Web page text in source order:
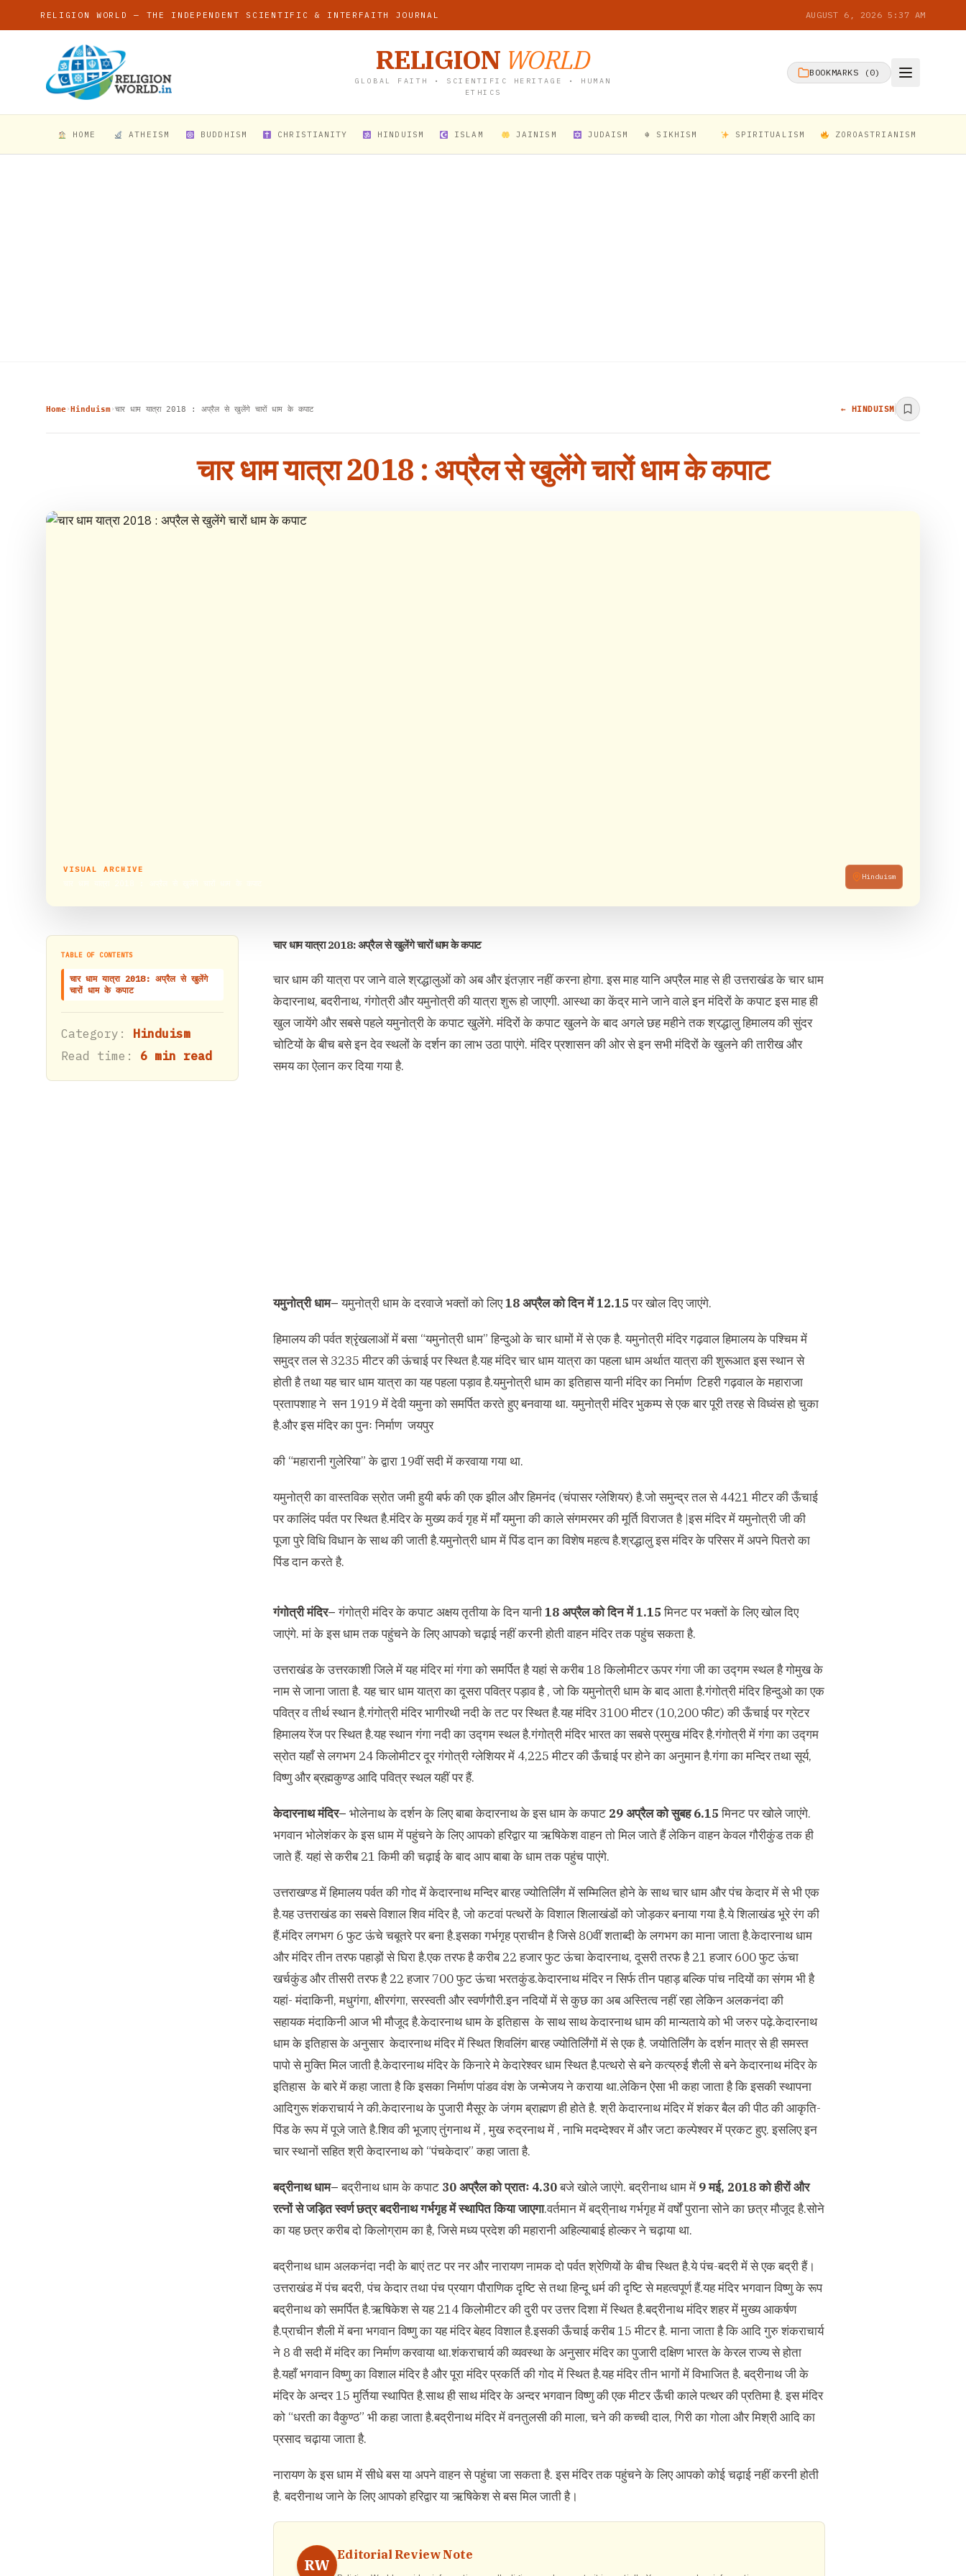
RELIGION WORLD — THE INDEPENDENT SCIENTIFIC & INTERFAITH JOURNAL AUGUST 6, 2026 5:37 AM
RELIGION WORLD
GLOBAL FAITH • SCIENTIFIC HERITAGE • HUMAN
ETHICS
BOOKMARKS ( 0)
HOME ATHEISM BUDDHISM CHRISTIANITY HINDUISM ISLAM JAINISM JUDAISM ☬ SIKHISM SPIRITUALISM ZOROASTRIANISM
Home›Hinduism›चार धाम यात्रा 2018 : अप्रैल से खुलेंगे चारों धाम के कपाट ← HINDUISM
चार धाम यात्रा 2018 : अप्रैल से खुलेंगे चारों धाम के कपाट
VISUAL ARCHIVE
Hinduism
TABLE OF CONTENTS
चार धाम यात्रा 2018: अप्रैल से खुलेंगे
चारों धाम के कपाट
Category: Hinduism
Read time: 6 min read
चार धाम यात्रा 2018: अप्रैल से खुलेंगे चारों धाम के कपाट
चार धाम की यात्रा पर जाने वाले श्रद्धालुओं को अब और इंतज़ार नहीं करना होगा. इस माह यानि अप्रैल माह से ही उत्तराखंड के चार धाम
केदारनाथ, बदरीनाथ, गंगोत्री और यमुनोत्री की यात्रा शुरू हो जाएगी. आस्था का केंद्र माने जाने वाले इन मंदिरों के कपाट इस माह ही
खुल जायेंगे और सबसे पहले यमुनोत्री के कपाट खुलेंगे. मंदिरों के कपाट खुलने के बाद अगले छह महीने तक श्रद्धालु हिमालय की सुंदर
चोटियों के बीच बसे इन देव स्थलों के दर्शन का लाभ उठा पाएंगे. मंदिर प्रशासन की ओर से इन सभी मंदिरों के खुलने की तारीख और
समय का ऐलान कर दिया गया है.
यमुनोत्री धाम–यमुनोत्री धाम के दरवाजे भक्तों को लिए18 अप्रैल को दिन में 12.15पर खोल दिए जाएंगे.
हिमालय की पर्वत श्रृंखलाओं में बसा “यमुनोत्री धाम” हिन्दुओ के चार धामों में से एक है. यमुनोत्री मंदिर गढ़वाल हिमालय के पश्चिम में
समुद्र तल से 3235 मीटर की ऊंचाई पर स्थित है.यह मंदिर चार धाम यात्रा का पहला धाम अर्थात यात्रा की शुरूआत इस स्थान से
होती है तथा यह चार धाम यात्रा का यह पहला पड़ाव है.यमुनोत्री धाम का इतिहास यानी मंदिर का निर्माण टिहरी गढ़वाल के महाराजा
प्रतापशाह ने सन 1919 में देवी यमुना को समर्पित करते हुए बनवाया था. यमुनोत्री मंदिर भुकम्प से एक बार पूरी तरह से विध्वंस हो चुका
है.और इस मंदिर का पुनः निर्माण जयपुर
की “महारानी गुलेरिया” के द्वारा 19वीं सदी में करवाया गया था.
यमुनोत्री का वास्तविक स्रोत जमी हुयी बर्फ की एक झील और हिमनंद (चंपासर ग्लेशियर) है.जो समुन्द्र तल से 4421 मीटर की ऊँचाई
पर कालिंद पर्वत पर स्थित है.मंदिर के मुख्य कर्व गृह में माँ यमुना की काले संगमरमर की मूर्ति विराजत है |इस मंदिर में यमुनोत्री जी की
पूजा पुरे विधि विधान के साथ की जाती है.यमुनोत्री धाम में पिंड दान का विशेष महत्व है.श्रद्धालु इस मंदिर के परिसर में अपने पितरो का
पिंड दान करते है.
गंगोत्री मंदिर–गंगोत्री मंदिर के कपाट अक्षय तृतीया के दिन यानी18 अप्रैल को दिन में 1.15मिनट पर भक्तों के लिए खोल दिए
जाएंगे. मां के इस धाम तक पहुंचने के लिए आपको चढ़ाई नहीं करनी होती वाहन मंदिर तक पहुंच सकता है.
उत्तराखंड के उत्तरकाशी जिले में यह मंदिर मां गंगा को समर्पित है यहां से करीब 18 किलोमीटर ऊपर गंगा जी का उद्गम स्थल है गोमुख के
नाम से जाना जाता है. यह चार धाम यात्रा का दूसरा पवित्र पड़ाव है , जो कि यमुनोत्री धाम के बाद आता है.गंगोत्री मंदिर हिन्दुओ का एक
पवित्र व तीर्थ स्थान है.गंगोत्री मंदिर भागीरथी नदी के तट पर स्थित है.यह मंदिर 3100 मीटर (10,200 फीट) की ऊँचाई पर ग्रेटर
हिमालय रेंज पर स्थित है.यह स्थान गंगा नदी का उद्गम स्थल है.गंगोत्री मंदिर भारत का सबसे प्रमुख मंदिर है.गंगोत्री में गंगा का उद्गम
स्रोत यहाँ से लगभग 24 किलोमीटर दूर गंगोत्री ग्लेशियर में 4,225 मीटर की ऊँचाई पर होने का अनुमान है.गंगा का मन्दिर तथा सूर्य,
विष्णु और ब्रह्मकुण्ड आदि पवित्र स्थल यहीं पर हैं.
केदारनाथ मंदिर– भोलेनाथ के दर्शन के लिए बाबा केदारनाथ के इस धाम के कपाट 29 अप्रैल को सुबह 6.15मिनट पर खोले जाएंगे.
भगवान भोलेशंकर के इस धाम में पहुंचने के लिए आपको हरिद्वार या ऋषिकेश वाहन तो मिल जाते हैं लेकिन वाहन केवल गौरीकुंड तक ही
जाते हैं. यहां से करीब 21 किमी की चढ़ाई के बाद आप बाबा के धाम तक पहुंच पाएंगे.
उत्तराखण्ड में हिमालय पर्वत की गोद में केदारनाथ मन्दिर बारह ज्योतिर्लिंग में सम्मिलित होने के साथ चार धाम और पंच केदार में से भी एक
है.यह उत्तराखंड का सबसे विशाल शिव मंदिर है, जो कटवां पत्थरों के विशाल शिलाखंडों को जोड़कर बनाया गया है.ये शिलाखंड भूरे रंग की
हैं.मंदिर लगभग 6 फुट ऊंचे चबूतरे पर बना है.इसका गर्भगृह प्राचीन है जिसे 80वीं शताब्दी के लगभग का माना जाता है.केदारनाथ धाम
और मंदिर तीन तरफ पहाड़ों से घिरा है.एक तरफ है करीब 22 हजार फुट ऊंचा केदारनाथ, दूसरी तरफ है 21 हजार 600 फुट ऊंचा
खर्चकुंड और तीसरी तरफ है 22 हजार 700 फुट ऊंचा भरतकुंड.केदारनाथ मंदिर न सिर्फ तीन पहाड़ बल्कि पांच नदियों का संगम भी है
यहां- मं‍दाकिनी, मधुगंगा, क्षीरगंगा, सरस्वती और स्वर्णगौरी.इन नदियों में से कुछ का अब अस्तित्व नहीं रहा लेकिन अलकनंदा की
सहायक मंदाकिनी आज भी मौजूद है.केदारनाथ धाम के इतिहास के साथ साथ केदारनाथ धाम की मान्यताये को भी जरुर पढ़े.केदारनाथ
धाम के इतिहास के अनुसार केदारनाथ मंदिर में स्थित शिवलिंग बारह ज्योतिर्लिंगों में से एक है. जयोतिर्लिंग के दर्शन मात्र से ही समस्त
पापो से मुक्ति मिल जाती है.केदारनाथ मंदिर के किनारे मे केदारेश्वर धाम स्थित है.पत्थरो से बने कत्य्रुई शैली से बने केदारनाथ मंदिर के
इतिहास के बारे में कहा जाता है कि इसका निर्माण पांडव वंश के जन्मेजय ने कराया था.लेकिन ऐसा भी कहा जाता है कि इसकी स्थापना
आदिगुरू शंकराचार्य ने की.केदारनाथ के पुजारी मैसूर के जंगम ब्राह्मण ही होते है. श्री केदारनाथ मंदिर में शंकर बैल की पीठ की आकृति-
पिंड के रूप में पूजे जाते है.शिव की भूजाए तुंगनाथ में , मुख रुद्रनाथ में , नाभि मदम्देश्वर में और जटा कल्पेश्वर में प्रकट हुए. इसलिए इन
चार स्थानों सहित श्री केदारनाथ को “पंचकेदार” कहा जाता है.
बद्रीनाथ धाम–बद्रीनाथ धाम के कपाट 30 अप्रैल को प्रातः 4.30बजे खोले जाएंगे. बद्रीनाथ धाम में 9 मई, 2018 को हीरों और
रत्नों से जड़ित स्वर्ण छत्र बदरीनाथ गर्भगृह में स्थापित किया जाएगा.वर्तमान में बद्री्नाथ गर्भगृह में वर्षों पुराना सोने का छत्र मौजूद है.सोने
का यह छत्र करीब दो किलोग्राम का है, जिसे मध्य प्रदेश की महारानी अहिल्याबाई होल्कर ने चढ़ाया था.
बद्रीनाथ धाम अलकनंदा नदी के बाएं तट पर नर और नारायण नामक दो पर्वत श्रेणियों के बीच स्थित है.ये पंच-बदरी में से एक बद्री हैं।
उत्तराखंड में पंच बदरी, पंच केदार तथा पंच प्रयाग पौराणिक दृष्टि से तथा हिन्दू धर्म की दृष्टि से महत्वपूर्ण हैं.यह मंदिर भगवान विष्णु के रूप
बद्रीनाथ को समर्पित है.ऋषिकेश से यह 214 किलोमीटर की दुरी पर उत्तर दिशा में स्थित है.बद्रीनाथ मंदिर शहर में मुख्य आकर्षण
है.प्राचीन शैली में बना भगवान विष्णु का यह मंदिर बेहद विशाल है.इसकी ऊँचाई करीब 15 मीटर है. माना जाता है कि आदि गुरु शंकराचार्य
ने 8 वी सदी में मंदिर का निर्माण करवाया था.शंकराचार्य की व्यवस्था के अनुसार मंदिर का पुजारी दक्षिण भारत के केरल राज्य से होता
है.यहाँ भगवान विष्णु का विशाल मंदिर है और पूरा मंदिर प्रकर्ति की गोद में स्थित है.यह मंदिर तीन भागों में विभाजित है. बद्रीनाथ जी के
मंदिर के अन्दर 15 मुर्तिया स्थापित है.साथ ही साथ मंदिर के अन्दर भगवान विष्णु की एक मीटर ऊँची काले पत्थर की प्रतिमा है. इस मंदिर
को “धरती का वैकुण्ठ” भी कहा जाता है.बद्रीनाथ मंदिर में वनतुलसी की माला, चने की कच्ची दाल, गिरी का गोला और मिश्री आदि का
प्रसाद चढ़ाया जाता है.
नारायण के इस धाम में सीधे बस या अपने वाहन से पहुंचा जा सकता है. इस मंदिर तक पहुंचने के लिए आपको कोई चढ़ाई नहीं करनी होती
है. बदरीनाथ जाने के लिए आपको हरिद्वार या ऋषिकेश से बस मिल जाती है।
RW
Editorial Review Note